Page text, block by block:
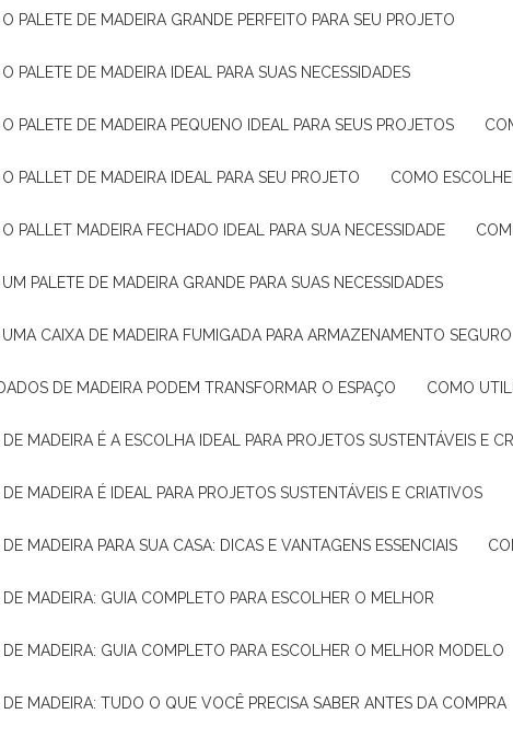
O PALETE DE MADEIRA GRANDE PERFEITO PARA SEU PROJETO
O PALETE DE MADEIRA IDEAL PARA SUAS NECESSIDADES
O PALETE DE MADEIRA PEQUENO IDEAL PARA SEUS PROJETOS
O PALLET DE MADEIRA IDEAL PARA SEU PROJETO COMO
O PALLET MADEIRA FECHADO IDEAL PARA SUA NECESSIDADE
UM PALETE DE MADEIRA GRANDE PARA SUAS NECESSIDADES
UMA CAIXA DE MADEIRA FUMIGADA PARA ARMAZENAMENTO SEGURO
DE MADEIRA PODEM TRANSFORMAR O ESPAÇO COMO
DE MADEIRA É A ESCOLHA IDEAL PARA PROJETOS SUSTENTÁVEIS E
DE MADEIRA É IDEAL PARA PROJETOS SUSTENTÁVEIS E CRIATIVOS
DE MADEIRA PARA SUA CASA: DICAS E VANTAGENS ESSENCIAIS
DE MADEIRA: GUIA COMPLETO PARA ESCOLHER O MELHOR
DE MADEIRA: GUIA COMPLETO PARA ESCOLHER O MELHOR MODELO
DE MADEIRA: TUDO O QUE VOCÊ PRECISA SABER ANTES DA COMPRA